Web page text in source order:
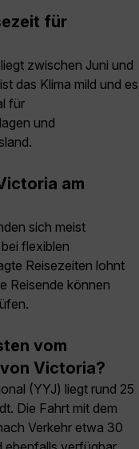
für
zwischen Juni und
das Klima mild und es
für
und
am
sich meist
flexiblen
Reisezeiten lohnt
Reisende können
vom
Victoria?
(YYJ) liegt rund 25
Die Fahrt mit dem
Verkehr etwa 30